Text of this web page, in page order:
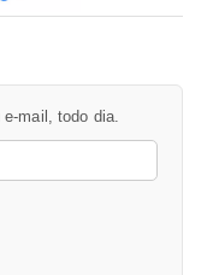
mail, todo dia.